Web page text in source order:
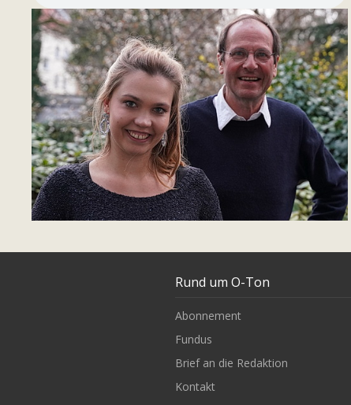
Rund um O-Ton
Abonnement
Fundus
Brief an die Redaktion
Kontakt